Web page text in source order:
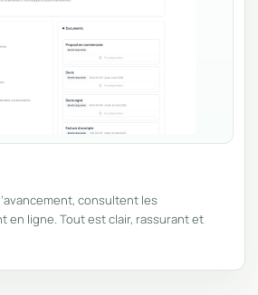
consultent les
en ligne. Tout est clair, rassurant et